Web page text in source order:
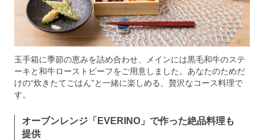
玉手箱に季節の恵みを詰め合わせ、メインには黒毛和牛のステ
ーキと和牛ローストビーフをご用意しました。あなたのためだ
けの“炊きたてごはん”と一緒に楽しめる、贅沢なコース料理で
す。
オーブンレンジ「EVERINO」で作った絶品料理も
提供